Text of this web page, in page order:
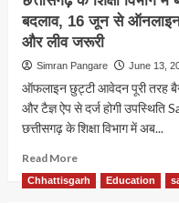
सत्र
2026-
के
अंत
तक
शिक्षकों
मिलेगी
पुनर्नियुक्ति,शासन
ने
बदलाव, 16 जून से ऑनलाइन
और लीव जरूरी
Simran Pangare June 13,
ऑफलाइन छुट्टी आवेदन पूरी तरह
और टैज्ञ ऐप से दर्ज होगी उपस्थिति
छत्तीसगढ़ के शिक्षा विभाग में अब...
Read MoreRead
more
about
Chhattisgarh Education